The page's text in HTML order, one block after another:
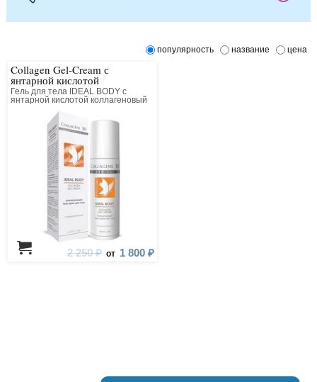
популярность название цена
Collagen Gel-Cream с
янтарной кислотой
Гель для тела IDEAL BODY с
янтарной кислотой коллагеновый
2 250 ₽ от 1 800 ₽